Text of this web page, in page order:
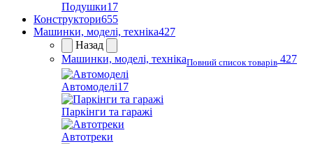
Подушки17
Конструктори655
Машинки, моделі, техніка427
Назад
Машинки, моделі, технікаПовний список товарів 427
Автомоделі17
Паркінги та гаражі
Автотреки